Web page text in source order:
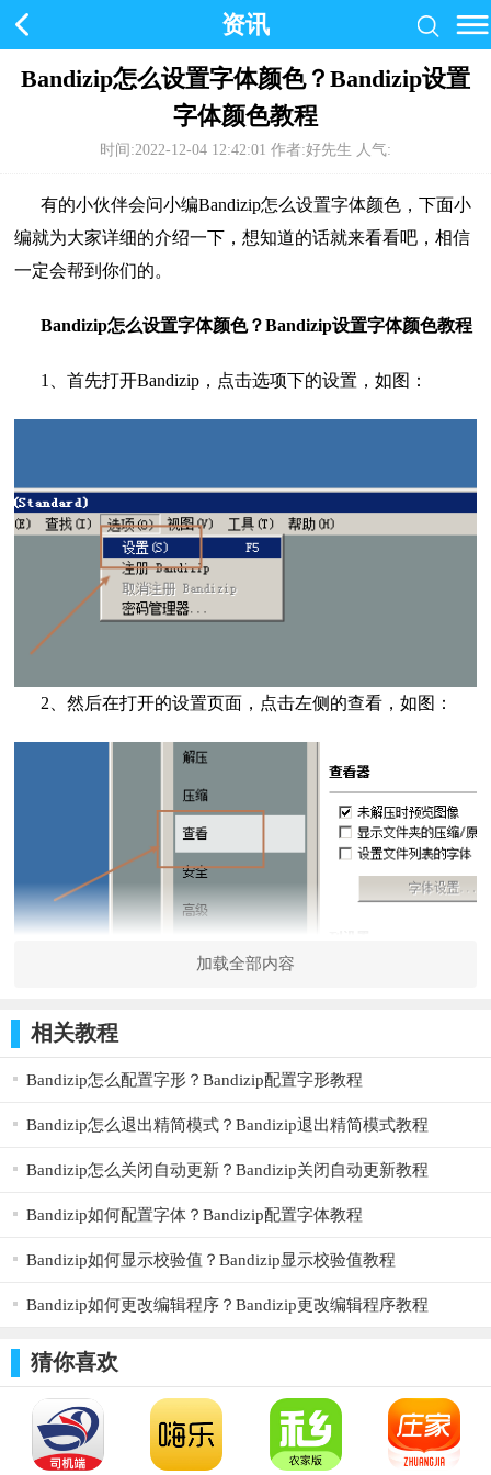
资讯
Bandizip怎么设置字体颜色？Bandizip设置
字体颜色教程
时间:2022-12-04 12:42:01 作者:好先生 人气:
有的小伙伴会问小编Bandizip怎么设置字体颜色，下面小
编就为大家详细的介绍一下，想知道的话就来看看吧，相信
一定会帮到你们的。
Bandizip怎么设置字体颜色？Bandizip设置字体颜色教程
1、首先打开Bandizip，点击选项下的设置，如图：
2、然后在打开的设置页面，点击左侧的查看，如图：
加载全部内容
相关教程
Bandizip怎么配置字形？Bandizip配置字形教程
Bandizip怎么退出精简模式？Bandizip退出精简模式教程
Bandizip怎么关闭自动更新？Bandizip关闭自动更新教程
Bandizip如何配置字体？Bandizip配置字体教程
Bandizip如何显示校验值？Bandizip显示校验值教程
Bandizip如何更改编辑程序？Bandizip更改编辑程序教程
猜你喜欢